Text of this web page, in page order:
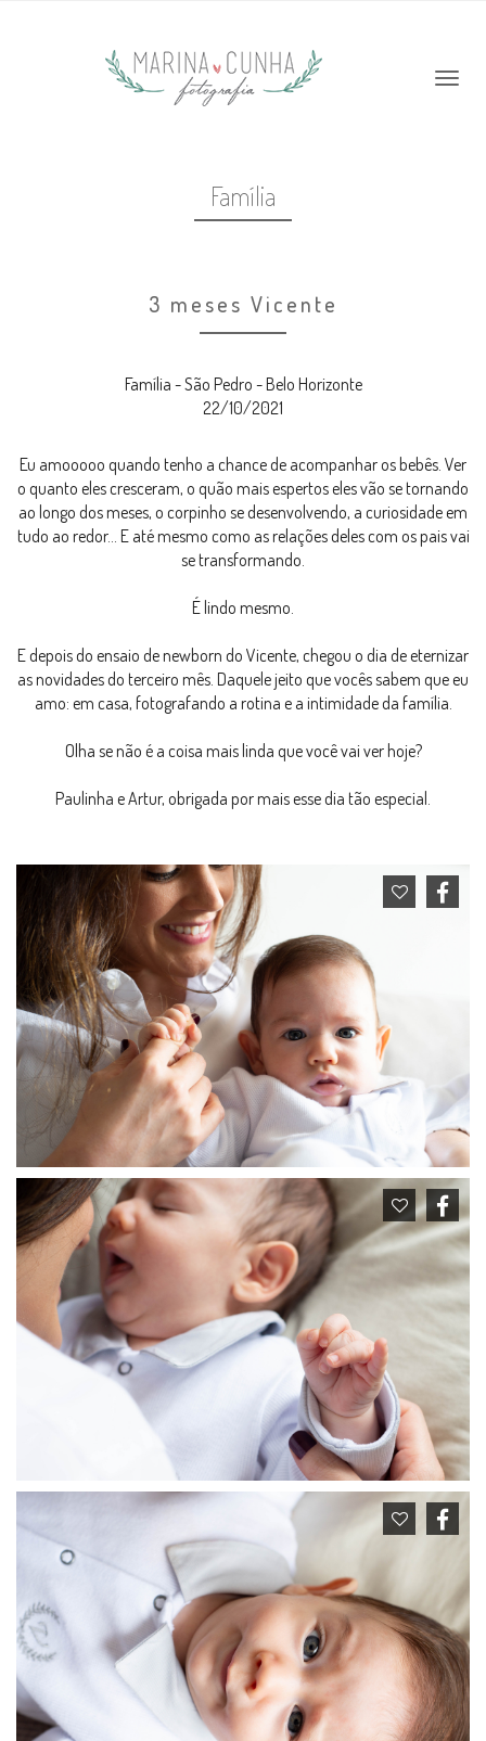
Família
3 meses Vicente
Família - São Pedro - Belo Horizonte
22/10/2021
Eu amooooo quando tenho a chance de acompanhar os bebês. Ver
o quanto eles cresceram, o quão mais espertos eles vão se tornando
ao longo dos meses, o corpinho se desenvolvendo, a curiosidade em
tudo ao redor... E até mesmo como as relações deles com os pais vai
se transformando.
É lindo mesmo.
E depois do ensaio de newborn do Vicente, chegou o dia de eternizar
as novidades do terceiro mês. Daquele jeito que vocês sabem que eu
amo: em casa, fotografando a rotina e a intimidade da família.
Olha se não é a coisa mais linda que você vai ver hoje?
Paulinha e Artur, obrigada por mais esse dia tão especial.